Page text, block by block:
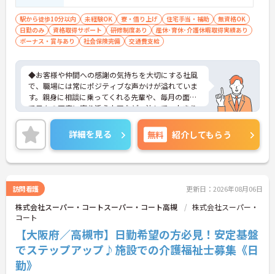
駅から徒歩10分以内 未経験OK 寮・借り上げ 住宅手当・補助
無資格OK
日勤のみ
資格取得サポート 研修制度あり
産休･育休･介護休暇取得実績あり
ボーナス・賞与あり
社会保険完備 交通費支給
◆お客様や仲間への感謝の気持ちを大切にする社風
で、職場には常にポジティブな声かけが溢れていま
す。親身に相談に乗ってくれる先輩や、毎月の面談
で日々の不安に寄り添う上司など、決して一人きり
にさせないフォロー体制が万全。心理的安全性が高
く、中途入社でも自然と馴染める職場です。
◆無資格からでもプロフェッショナルを目指せる
「資格取得支援制度」を完備しています。初任者研
修から国家資格である介護福祉士まで、現場での実
けて資格取得に挑戦できます。
◆法人独自の介護技術認定制度「ケアマイスター」
により、身につけたスキルを5段階でしっかり評価
し手当で還元。さらに「目標管理シート」を用いた
月1回の上司との面談があり、一人ひとりの不安や
目標に寄り添う手厚いフォロー体制が整っていま
す。
詳細を見る 無料 紹介してもらう
訪問看護 更新日：2026年08月06日
株式会社スーパー・コートスーパー・コート高槻
株式会社スーパー・
コート
【大阪府／高槻市】日勤希望の方必見！安定基盤
でステップアップ♪施設での介護福祉士募集《日
勤》